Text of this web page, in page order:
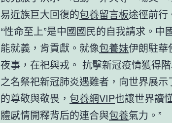
易近族巨大回復的包養留言板途徑前行
“性命至上”是中國國民的自我請求。中
能就義，肯貢獻。就像包養妹伊朗駐華
夜事，在祀與戎。 抗擊新冠疫情獲得
之名祭祀新冠肺炎遇難者，向世界展示
的尊敬與敬畏， 包養網VIP也讓世界讀
體感情開釋背后的連合與包養氣力。”